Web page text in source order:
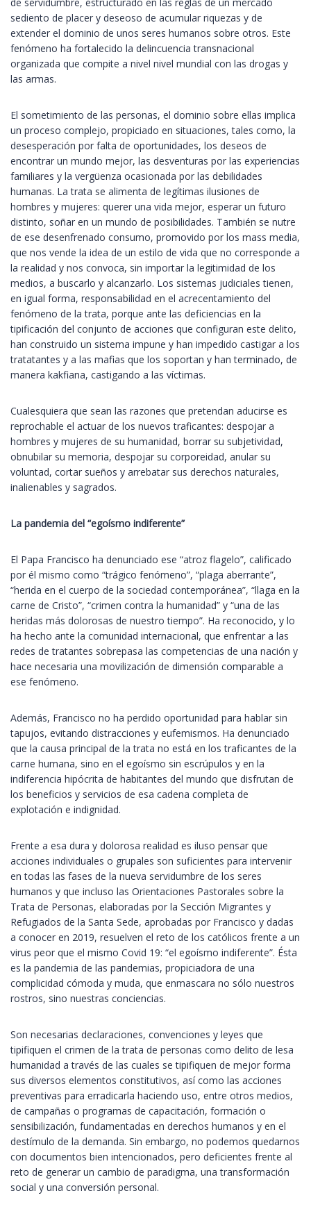
sediento de placer y deseoso de acumular riquezas y de
extender el dominio de unos seres humanos sobre otros. Este
fenómeno ha fortalecido la delincuencia transnacional
organizada que compite a nivel nivel mundial con las drogas y
las armas.
El sometimiento de las personas, el dominio sobre ellas implica
un proceso complejo, propiciado en situaciones, tales como, la
desesperación por falta de oportunidades, los deseos de
encontrar un mundo mejor, las desventuras por las experiencias
familiares y la vergüenza ocasionada por las debilidades
humanas. La trata se alimenta de legítimas ilusiones de
hombres y mujeres: querer una vida mejor, esperar un futuro
distinto, soñar en un mundo de posibilidades. También se nutre
de ese desenfrenado consumo, promovido por los mass media,
que nos vende la idea de un estilo de vida que no corresponde a
la realidad y nos convoca, sin importar la legitimidad de los
medios, a buscarlo y alcanzarlo. Los sistemas judiciales tienen,
en igual forma, responsabilidad en el acrecentamiento del
fenómeno de la trata, porque ante las deficiencias en la
tipificación del conjunto de acciones que configuran este delito,
han construido un sistema impune y han impedido castigar a los
tratatantes y a las mafias que los soportan y han terminado, de
manera kakfiana, castigando a las víctimas.
Cualesquiera que sean las razones que pretendan aducirse es
reprochable el actuar de los nuevos traficantes: despojar a
hombres y mujeres de su humanidad, borrar su subjetividad,
obnubilar su memoria, despojar su corporeidad, anular su
voluntad, cortar sueños y arrebatar sus derechos naturales,
inalienables y sagrados.
La pandemia del “egoísmo indiferente”
El Papa Francisco ha denunciado ese “atroz flagelo”, calificado
por él mismo como “trágico fenómeno”, “plaga aberrante”,
“herida en el cuerpo de la sociedad contemporánea”, “llaga en la
carne de Cristo”, “crimen contra la humanidad” y “una de las
heridas más dolorosas de nuestro tiempo”. Ha reconocido, y lo
ha hecho ante la comunidad internacional, que enfrentar a las
redes de tratantes sobrepasa las competencias de una nación y
hace necesaria una movilización de dimensión comparable a
ese fenómeno.
Además, Francisco no ha perdido oportunidad para hablar sin
tapujos, evitando distracciones y eufemismos. Ha denunciado
que la causa principal de la trata no está en los traficantes de la
carne humana, sino en el egoísmo sin escrúpulos y en la
indiferencia hipócrita de habitantes del mundo que disfrutan de
los beneficios y servicios de esa cadena completa de
explotación e indignidad.
Frente a esa dura y dolorosa realidad es iluso pensar que
acciones individuales o grupales son suficientes para intervenir
en todas las fases de la nueva servidumbre de los seres
humanos y que incluso las Orientaciones Pastorales sobre la
Trata de Personas, elaboradas por la Sección Migrantes y
Refugiados de la Santa Sede, aprobadas por Francisco y dadas
a conocer en 2019, resuelven el reto de los católicos frente a un
virus peor que el mismo Covid 19: “el egoísmo indiferente”. Ésta
es la pandemia de las pandemias, propiciadora de una
complicidad cómoda y muda, que enmascara no sólo nuestros
rostros, sino nuestras conciencias.
Son necesarias declaraciones, convenciones y leyes que
tipifiquen el crimen de la trata de personas como delito de lesa
humanidad a través de las cuales se tipifiquen de mejor forma
sus diversos elementos constitutivos, así como las acciones
preventivas para erradicarla haciendo uso, entre otros medios,
de campañas o programas de capacitación, formación o
sensibilización, fundamentadas en derechos humanos y en el
destímulo de la demanda. Sin embargo, no podemos quedarnos
con documentos bien intencionados, pero deficientes frente al
reto de generar un cambio de paradigma, una transformación
social y una conversión personal.